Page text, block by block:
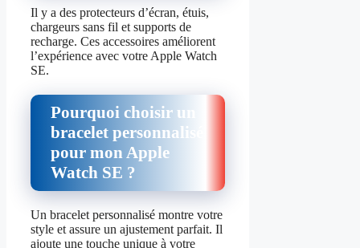
Il y a des protecteurs d’écran, étuis,
chargeurs sans fil et supports de
recharge. Ces accessoires améliorent
l’expérience avec votre Apple Watch
SE.
Pourquoi choisir un
bracelet personnalisé
pour mon Apple
Watch SE ?
Un bracelet personnalisé montre votre
style et assure un ajustement parfait. Il
ajoute une touche unique à votre